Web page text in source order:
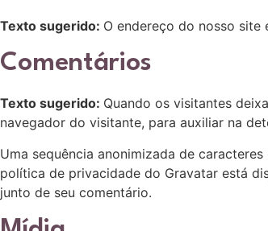
Texto sugerido: O endereço do nosso site
Comentários
Texto sugerido: Quando os visitantes
navegador do visitante, para auxiliar na
Uma sequência anonimizada de
política de privacidade do Gravatar está
junto de seu comentário.